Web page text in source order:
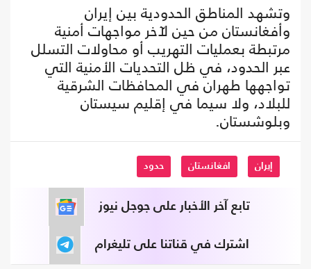
وتشهد المناطق الحدودية بين إيران
وأفغانستان من حين لآخر مواجهات أمنية
مرتبطة بعمليات التهريب أو محاولات التسلل
عبر الحدود، في ظل التحديات الأمنية التي
تواجهها طهران في المحافظات الشرقية
للبلاد، ولا سيما في إقليم سيستان
وبلوشستان.
إيران افغانستان حدود
تابع آخر الأخبار على جوجل نيوز
اشترك في قناتنا على تليغرام